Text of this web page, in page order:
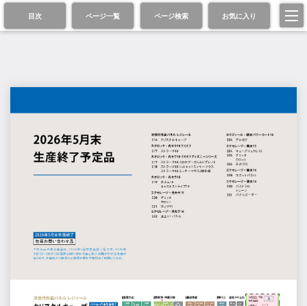
目次 ページ一覧 ページ検索 お気に入り